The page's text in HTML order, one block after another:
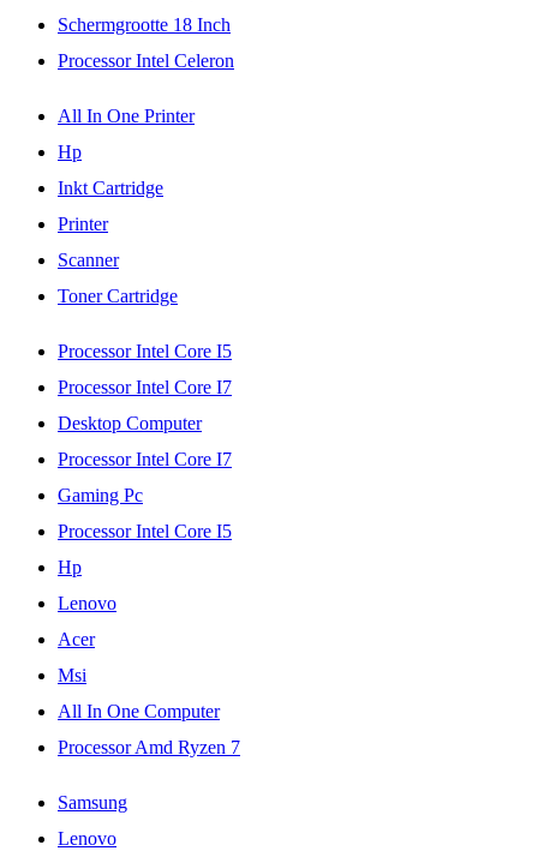
Schermgrootte 18 Inch
Processor Intel Celeron
All In One Printer
Hp
Inkt Cartridge
Printer
Scanner
Toner Cartridge
Processor Intel Core I5
Processor Intel Core I7
Desktop Computer
Processor Intel Core I7
Gaming Pc
Processor Intel Core I5
Hp
Lenovo
Acer
Msi
All In One Computer
Processor Amd Ryzen 7
Samsung
Lenovo